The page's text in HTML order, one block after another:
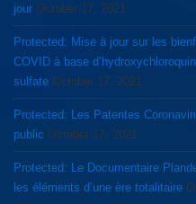
jour October 17, 2021
Protected: Mise à jour sur les
COVID à base
sulfate October 17, 2021
Protected: Les Patentes
public October 17, 2021
Protected: Le Documentaire
les éléments d’une ère totalitaire